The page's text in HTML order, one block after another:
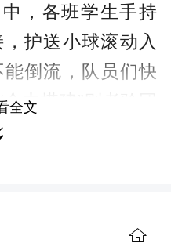
，各班学生手持
护送小球滚动入
倒流，队员们快
力搭建”则考验团
拉绳，将积木层
摊位形式展开。老
全文